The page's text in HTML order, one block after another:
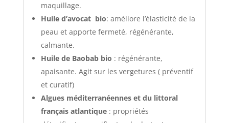
maquillage.
Huile d’avocat bio: améliore l’élasticité de la
peau et apporte fermeté, régénérante,
calmante.
Huile de Baobab bio : régénérante,
apaisante. Agit sur les vergetures ( préventif
et curatif)
Algues méditerranéennes et du littoral
français atlantique : propriétés